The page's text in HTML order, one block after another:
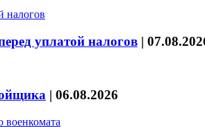
уплатой налогов |
| 06.08.2026